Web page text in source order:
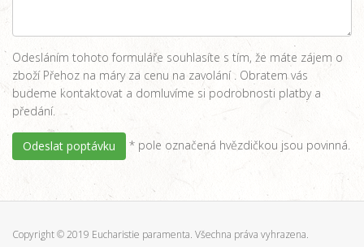
Odesláním tohoto formuláře souhlasíte s tím, že máte zájem o
zboží Přehoz na máry za cenu na zavolání . Obratem vás
budeme kontaktovat a domluvíme si podrobnosti platby a
předání.
Odeslat poptávku * pole označená hvězdičkou jsou povinná.
Copyright © 2019 Eucharistie paramenta. Všechna práva vyhrazena.